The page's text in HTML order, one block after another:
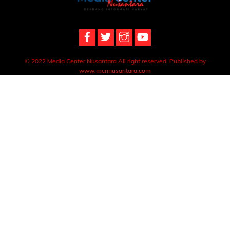
To
© 2022 Media Center Nusantara All right reserved. Published by
www.mcnnusantara.com